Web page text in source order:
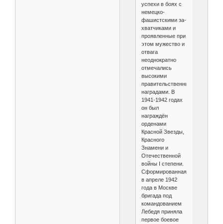
успе­хи в боях с
немецко-
фашистскими за­
хватчиками и
проявленные при
этом мужество и
отвага
неоднократно
отме­чались
высокими
правительственными
наградами. В
1941-1942 годах
он был
награждён
орденами
Красной Звезды,
Красного
Знамени и
Отечественной
вой­ны I степени.
Сформированная
в апреле 1942
года в Москве
бригада под
командованием
Лебе­дя приняла
первое боевое